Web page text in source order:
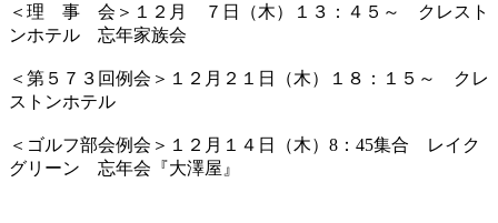
＜理 事 会＞１２月 ７日（木）１３：４５～ クレスト
ンホテル 忘年家族会
＜第５７３回例会＞１２月２１日（木）１８：１５～ クレ
ストンホテル
＜ゴルフ部会例会＞１２月１４日（木）8：45集合 レイク
グリーン 忘年会『大澤屋』